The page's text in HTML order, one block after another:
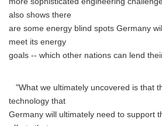
also shows there
are some energy blind spots Germany
meet its energy
goals -- which other nations can lend
"What we ultimately uncovered is that
technology that
Germany will ultimately need to support